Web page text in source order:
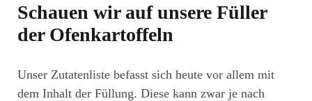
Schauen wir auf unsere Füller
der Ofenkartoffeln
Unser Zutatenliste befasst sich heute vor allem mit
dem Inhalt der Füllung. Diese kann zwar je nach